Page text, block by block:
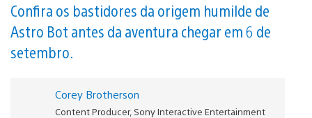
Confira os bastidores da origem humilde de
Astro Bot antes da aventura chegar em 6 de
setembro.
Corey Brotherson
Content Producer, Sony Interactive Entertainment